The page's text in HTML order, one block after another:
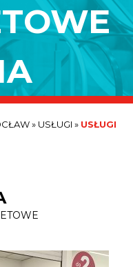
» USŁUGI » USŁUGI